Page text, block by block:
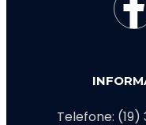
Telefone: